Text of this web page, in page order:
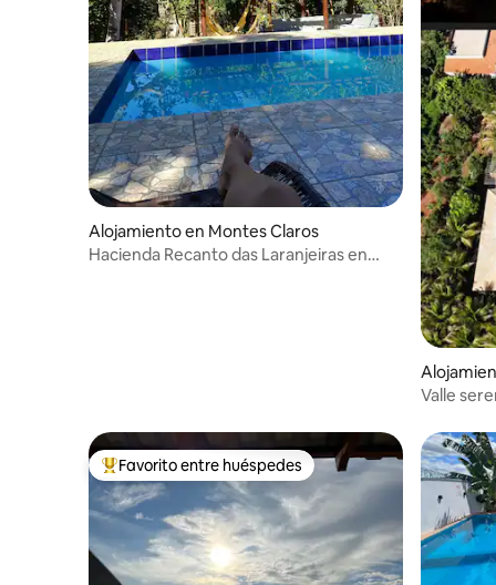
Alojamiento en Montes Claros
Hacienda Recanto das Laranjeiras en
Valle
Favorito entre huéspedes preferido
Favorito entre huéspedes